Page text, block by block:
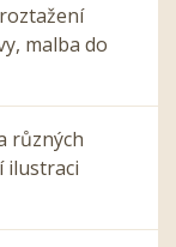
malba do
různých
ilustraci